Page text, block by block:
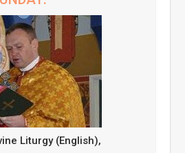
Liturgy (English),